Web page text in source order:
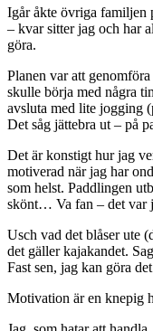
Igår åkte övriga familjen
– kvar sitter jag och har
göra.
Planen var att
skulle börja med några
avsluta med lite jogging
Det såg jättebra ut – på
Det är konstigt hur jag
motiverad när jag har
som helst. Paddlingen
skönt… Va fan – det var
Usch vad det blåser ute
det gäller kajakandet.
Fast sen, jag kan göra
Motivation är en knepig